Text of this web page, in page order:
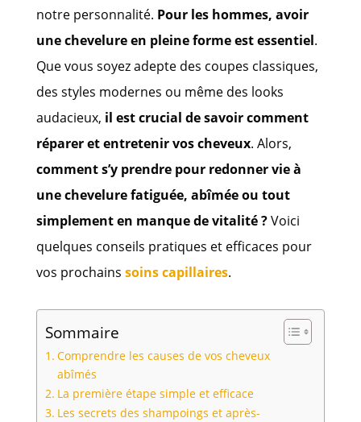
notre personnalité. Pour les hommes, avoir
une chevelure en pleine forme est essentiel.
Que vous soyez adepte des coupes classiques,
des styles modernes ou même des looks
audacieux, il est crucial de savoir comment
réparer et entretenir vos cheveux. Alors,
comment s’y prendre pour redonner vie à
une chevelure fatiguée, abîmée ou tout
simplement en manque de vitalité ?Voici
quelques conseils pratiques et efficaces pour
vos prochains soins capillaires.
Sommaire
Comprendre les causes de vos cheveux
abîmés
La première étape simple et efficace
Les secrets des shampoings et après-